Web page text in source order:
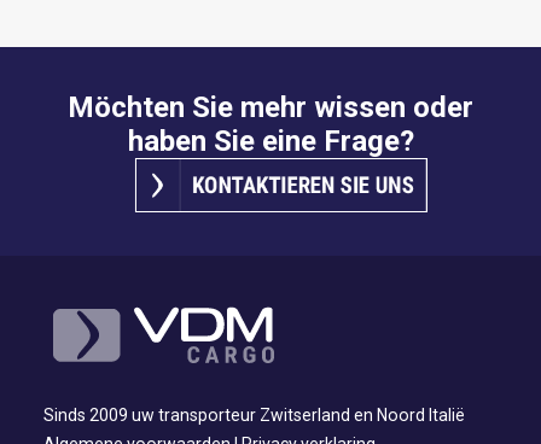
Möchten Sie mehr wissen oder
haben Sie eine Frage?
Sinds 2009 uw transporteur Zwitserland en Noord Italië